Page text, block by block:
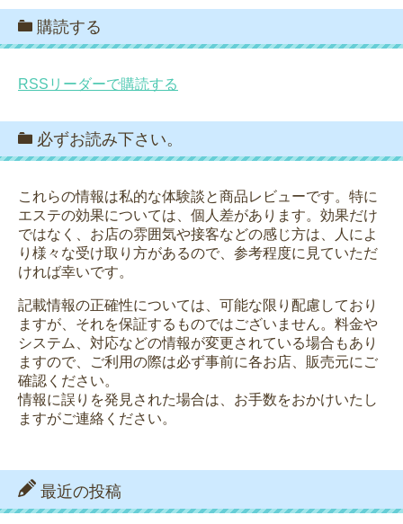
購読する
RSSリーダーで購読する
必ずお読み下さい。
これらの情報は私的な体験談と商品レビューです。特に
エステの効果については、個人差があります。効果だけ
ではなく、お店の雰囲気や接客などの感じ方は、人によ
り様々な受け取り方があるので、参考程度に見ていただ
ければ幸いです。
記載情報の正確性については、可能な限り配慮しており
ますが、それを保証するものではございません。料金や
システム、対応などの情報が変更されている場合もあり
ますので、ご利用の際は必ず事前に各お店、販売元にご
確認ください。
情報に誤りを発見された場合は、お手数をおかけいたし
ますがご連絡ください。
最近の投稿